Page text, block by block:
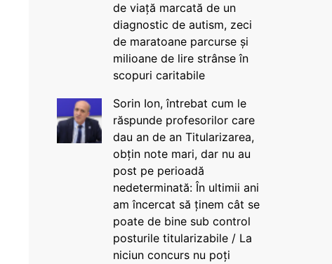
de viață marcată de un
diagnostic de autism, zeci
de maratoane parcurse și
milioane de lire strânse în
scopuri caritabile
Sorin Ion, întrebat cum le
răspunde profesorilor care
dau an de an Titularizarea,
obțin note mari, dar nu au
post pe perioadă
nedeterminată: În ultimii ani
am încercat să ținem cât se
poate de bine sub control
posturile titularizabile / La
niciun concurs nu poți